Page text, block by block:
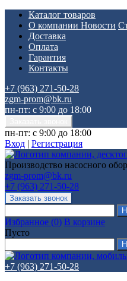
Каталог товаров
О компании Новости
Доставка
Оплата
Гарантия
Контакты
+7 (963) 271-50-28
zgm-prom@bk.ru
пн-пт: с 9:00 до 18:00
пн-пт: с 9:00 до 18:00
Вход | Регистрация
Производство насосного
zgm-prom@bk.ru
+7 (963) 271-50-28
Избранное (0) В корзине
Пусто
+7 (963) 271-50-28